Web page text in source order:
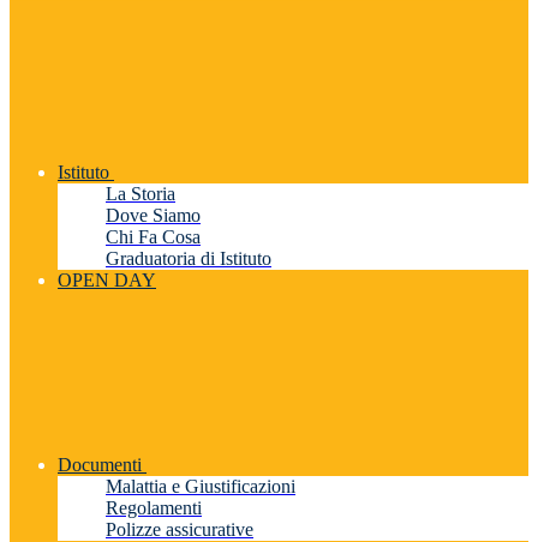
Istituto
La Storia
Dove Siamo
Chi Fa Cosa
Graduatoria di Istituto
OPEN DAY
Documenti
Malattia e Giustificazioni
Regolamenti
Polizze assicurative